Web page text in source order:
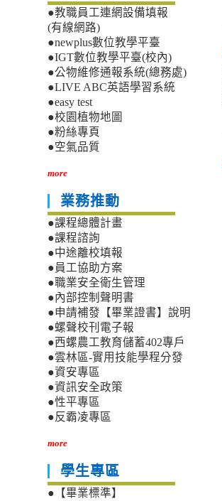
●教職員工連網設備填報
(有線網路)
●newplus數位教學平臺
●IGT數位教學平臺(校內)
●公物維修通報系統(總務處)
●LIVE ABC英語學習系統
●easy test
●校園植物地圖
●粉絲專頁
●空氣品質
more
業務推動
●課程總體計畫
●課程諮詢
●中途離校填報
●員工協助方案
●職業安全衛生管理
●內部控制聲明書
●申請補發【畢業證書】說明
●螺聲校刊電子報
●西螺農工教育儲蓄402專戶
●雲林區-實用技能學程分發
●資安專區
●資訊安全政策
●性平專區
●反霸凌專區
more
學生專區
●【畢業標準】